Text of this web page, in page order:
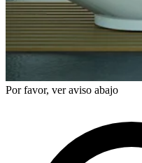
Por favor, ver aviso abajo